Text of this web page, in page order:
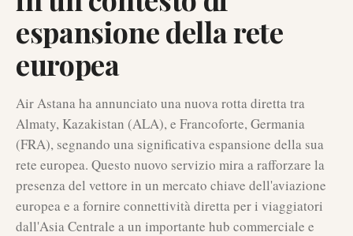
espansione della rete
europea
Air Astana ha annunciato una nuova rotta diretta tra
Almaty, Kazakistan (ALA), e Francoforte, Germania
(FRA), segnando una significativa espansione della sua
rete europea. Questo nuovo servizio mira a rafforzare la
presenza del vettore in un mercato chiave dell'aviazione
europea e a fornire connettività diretta per i viaggiatori
dall'Asia Centrale a un importante hub commerciale e